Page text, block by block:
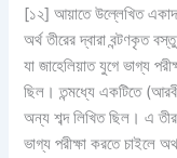
[১২] আয়াতে উল্লেখিত
অর্থ তীরের দ্বারা বন্টণকৃত
যা জাহেলিয়াত যুগে ভাগ্য
ছিল। তন্মধ্যে একটিতে
অন্য শব্দ লিখিত ছিল। এ
ভাগ্য পরীক্ষা করতে চাইলে